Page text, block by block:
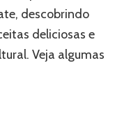
descobrindo
deliciosas e
Veja algumas